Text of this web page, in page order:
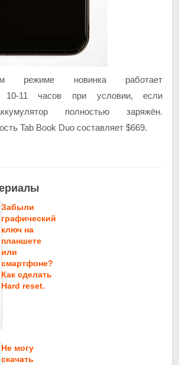
режиме новинка работает
10-11 часов при условии, если
полностью заряжён.
Tab Book Duo составляет $669.
Забыли
графический
ключ на
планшете
или
смартфоне?
Как сделать
Hard reset.
Не могу
скачать